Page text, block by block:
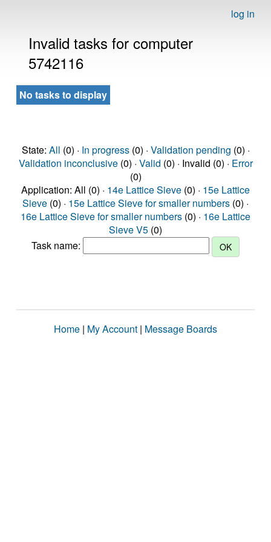
log in
Invalid tasks for computer
5742116
No tasks to display
State: All (0) · In progress(0) · Validation pending (0) ·
Validation inconclusive(0) · Valid (0) · Invalid (0) · Error
(0)
Application: All (0) · 14e Lattice Sieve (0) · 15e Lattice
Sieve (0) · 15e Lattice Sieve for smaller numbers (0) ·
16e Lattice Sieve for smaller numbers (0) · 16e Lattice
Sieve V5 (0)
Task name:
Home | My Account | Message Boards